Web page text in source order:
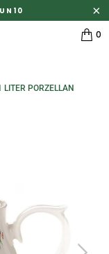
0
LITER PORZELLAN